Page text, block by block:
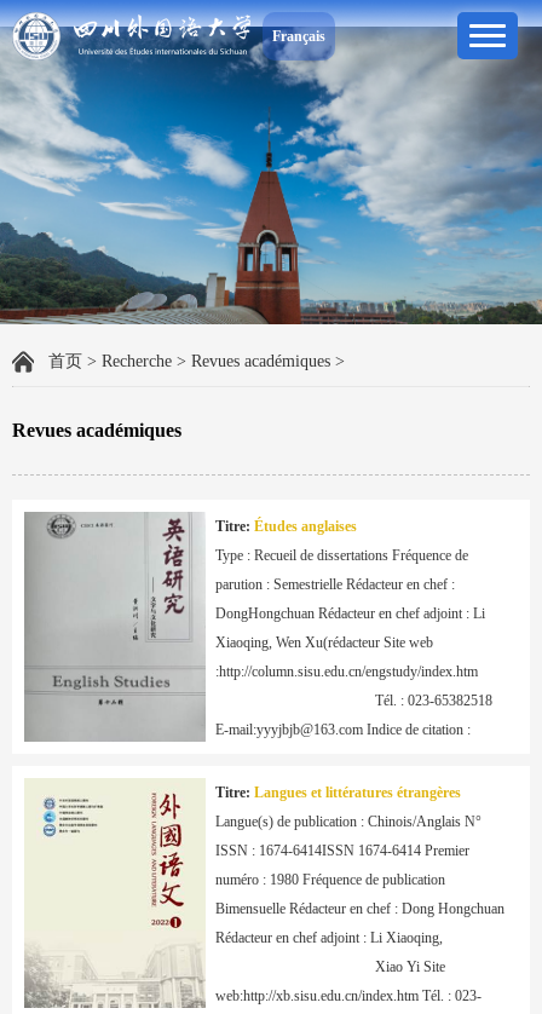
Français
首页 > Recherche > Revues académiques >
Revues académiques
Titre:Études anglaises
​Type : Recueil de dissertations Fréquence de
parution : Semestrielle Rédacteur en chef :
DongHongchuan Rédacteur en chef adjoint : Li
Xiaoqing, Wen Xu(rédacteur Site web
:http://column.sisu.edu.cn/engstudy/index.htm
                                            Tél. : 023-65382518
E-mail:yyyjbjb@163.com Indice de citation :
consacrée à l’étude de l’anglais, quiprésentede
manièreintégrale les dernièresétudes
effectuéesdans
                                            la discipline anglaise
en Chine, ainsi que les évolutions de recherche
dans le domaine.
Titre:Langues et littératures étrangères
Langue(s) de publication : Chinois/Anglais N°
ISSN : 1674-6414ISSN 1674-6414 Premier
numéro : 1980 Fréquence de publication
Bimensuelle Rédacteur en chef : Dong Hongchuan
Rédacteur en chef adjoint : Li Xiaoqing,
                                            Xiao Yi Site
web:http://xb.sisu.edu.cn/index.htm Tél. : 023-